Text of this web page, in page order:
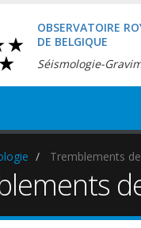
OBSERVATOIRE
DE BELGIQUE
Séismologie-
Tremblements